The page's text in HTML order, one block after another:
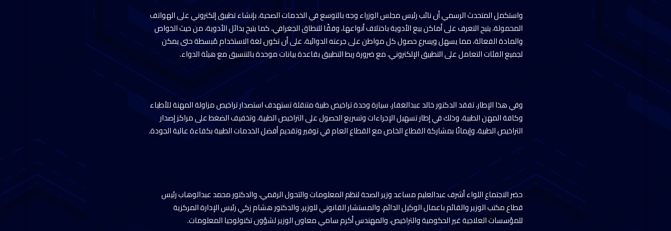
واستكمل المتحدث الرسمي أن نائب رئيس مجلس الوزراء وجه بالتوسع في الخدمات الصحية، بإنشاء تطبيق إلكتروني على الهواتف
المحمولة، يتيح التعرف على أماكن بيع الأدوية باختلاف أنواعها، وفقًا للنطاق الجغرافي، كما يتيح بدائل الأدوية، من حيث الخواص
والمادة الفعالة، مما يسهل ويسرع حصول كل مواطن على جرعته الدوائية، على أن تكون لغة الاستخدام مُبسطة حتى يمكن
لجميع الفئات التعامل على التطبيق الإلكتروني، مع ضرورة ربط التطبيق بقاعدة بيانات موحدة بالتنسيق مع هيئة الدواء. ‎
وفي هذا الإطار، تفقد الدكتور خالد عبدالغفار، سيارة وحدة تراخيص طبية متنقلة تستهدف استصدار تراخيص مزاولة المهنة للأطباء
وكافة المهن الطبية، وذلك في إطار تسهيل الإجراءات وتسريع الحصول على التراخيص الطبية، وتخفيف الضغط على مراكز إصدار
التراخيص الطبية، وإيمانًا بمشاركة القطاع الخاص مع القطاع العام في توفير وتقديم أفضل الخدمات الطبية بكفاءة عالية الجودة.
حضر الاجتماع اللواء أشرف عبدالعليم مساعد وزير الصحة لنظم المعلومات والتحول الرقمي، والدكتور محمد عبدالوهاب رئيس
قطاع مكتب الوزير والقائم باعمال الوكيل الدائم، والمستشار القانوني للوزير، والدكتور هشام زكي رئيس الإدارة المركزية
للمؤسسات العلاجية غير الحكومية والتراخيص، والمهندس أكرم سامي معاون الوزير لشؤون تكنولوجيا المعلومات.